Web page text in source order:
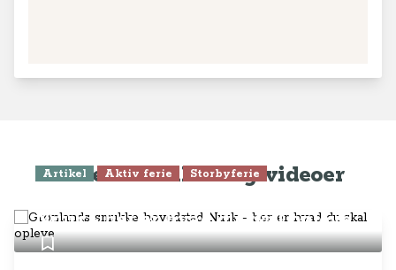
Seneste artikler og videoer
Artikel Aktiv ferie Storbyferie
Nuuk - her er hvad du skal opleve